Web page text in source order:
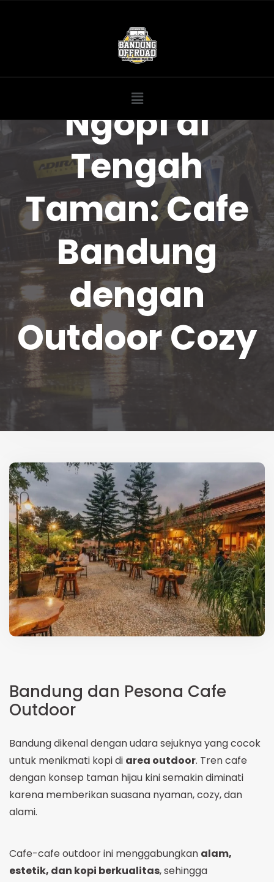
Ngopi di
Tengah
Taman: Cafe
Bandung
dengan
Outdoor Cozy
Bandung dan Pesona Cafe
Outdoor
Bandung dikenal dengan udara sejuknya yang cocok
untuk menikmati kopi di area outdoor. Tren cafe
dengan konsep taman hijau kini semakin diminati
karena memberikan suasana nyaman, cozy, dan
alami.
Cafe-cafe outdoor ini menggabungkan alam,
estetik, dan kopi berkualitas, sehingga